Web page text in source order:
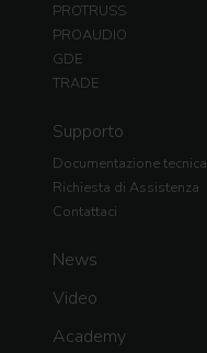
PROTRUSS
PROAUDIO
GDE
TRADE
Supporto
Documentazione tecnica
Richiesta di Assistenza
Contattaci
News
Video
Academy